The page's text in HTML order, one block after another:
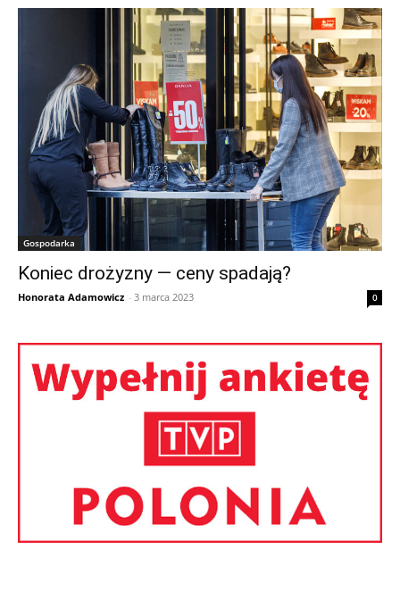
Gospodarka
Koniec drożyzny — ceny spadają?
Honorata Adamowicz - 3 marca 2023 0